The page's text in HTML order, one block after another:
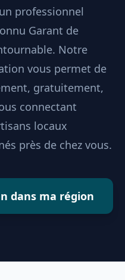
professionnel
Garant de
Notre
vous permet de
gratuitement,
connectant
locaux
près de chez vous.
dans ma région